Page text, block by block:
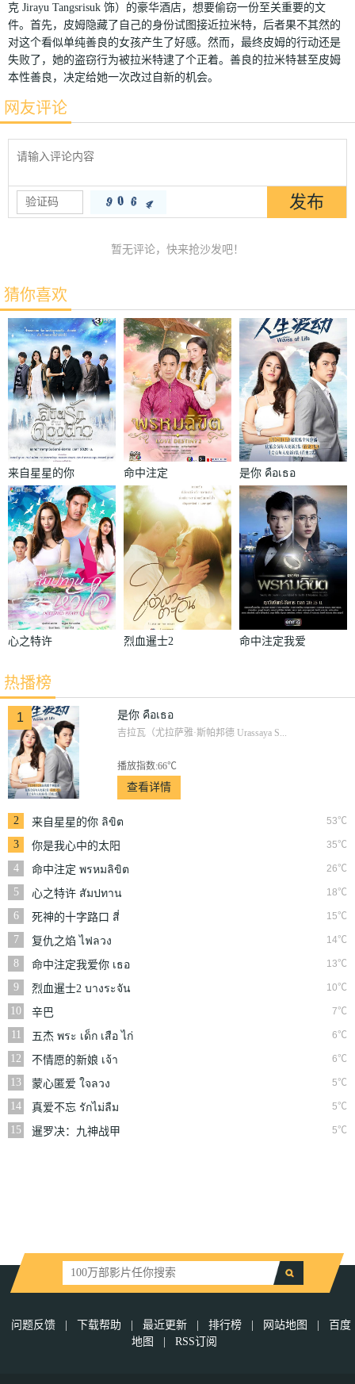
克 Jirayu Tangsrisuk 饰）的豪华酒店，想要偷窃一份至关重要的文
件。首先，皮姆隐藏了自己的身份试图接近拉米特，后者果不其然的
对这个看似单纯善良的女孩产生了好感。然而，最终皮姆的行动还是
失败了，她的盗窃行为被拉米特逮了个正着。善良的拉米特甚至皮姆
本性善良，决定给她一次改过自新的机会。
网友评论
暂无评论，快来抢沙发吧！
猜你喜欢
来自星星的你
ลิขิตรักข้าม
ดวงดาว
命中注定
พรหมลิขิต
是你 คือเธอ
心之特许
หัวใจ
烈血暹士2
命中注定我爱
热播榜
1 是你 คือเธอ
吉拉瓦（尤拉萨雅·斯帕邦德 Urassaya S...
播放指数:66℃
查看详情
2 53℃
来自星星的你 ลิขิต
รักข้ามดวงดาว
3 35℃
你是我心中的太阳
ฟ้ามีตะวัน
4 26℃
命中注定 พรหมลิขิต
5
18℃
心之特许 สัมปทาน
หัวใจ
6 15℃
死神的十字路口 สี่
แพร่ง
7 14℃
复仇之焰 ไฟลวง
8
13℃
命中注定我爱你 เธอ
คือพรหมลิขิต
9 10℃
烈血暹士2 บางระจัน
10
7℃
辛巴
11
6℃
五杰 พระ เด็ก เสือ ไก่
วอก
12 6℃
不情愿的新娘 เจ้า
สาวจำยอม
13 5℃
蒙心匿爱 ใจลวง
14
5℃
真爱不忘 รักไม่ลืม
15
5℃
暹罗决：九神战甲
问题反馈 下载帮助 最近更新 排行榜 网站地图
百度
地图
RSS订阅